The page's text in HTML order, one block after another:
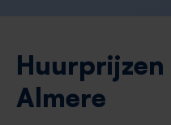
Huurprijzen
Almere